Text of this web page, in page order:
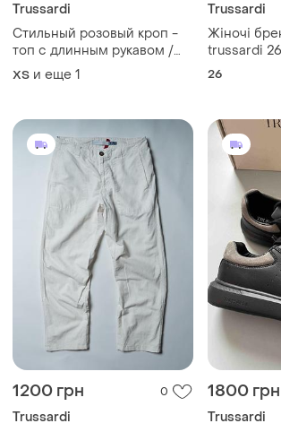
Trussardi
Стильный розовый кроп -
топ с длинным рукавом /
бoлерo trussardi, 💯
оригинал
ХS и еще 1
Trussardi
Жіночі
trussardi
26
1200 грн 0
Trussardi
1800 грн
Trussardi